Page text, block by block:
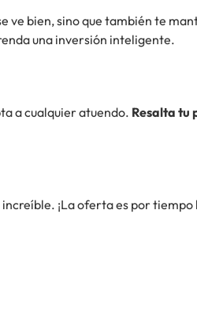
ve bien, sino que también te
una inversión inteligente.
a cualquier atuendo. Resalta tu
increíble. ¡La oferta es por